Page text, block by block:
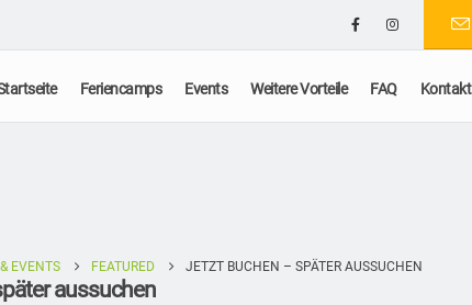
Feriencamps Events Weitere Vorteile FAQ Kontakt
EVENTS FEATURED JETZT BUCHEN – SPÄTER AUSSUCHEN
aussuchen